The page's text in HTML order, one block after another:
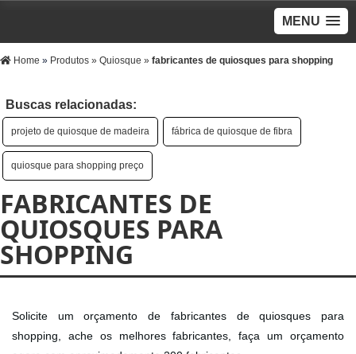
MENU
Home » Produtos » Quiosque » fabricantes de quiosques para shopping
Buscas relacionadas:
projeto de quiosque de madeira fábrica de quiosque de fibra
quiosque para shopping preço
FABRICANTES DE
QUIOSQUES PARA
SHOPPING
Solicite um orçamento de fabricantes de quiosques para
shopping, ache os melhores fabricantes, faça um orçamento